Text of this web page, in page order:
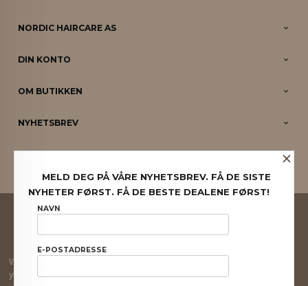
NORDIC HAIRCARE AS
DIN KONTO
OM BUTIKKEN
NYHETSBREV
PARTNERE
FRAKT
Vår nettbutikk bruker cookies slik at du får en bedre kjøpsopplevelse og vi kan
yte deg bedre service. Vi bruker cookies hovedsaklig til å lagre
×
MELD DEG PÅ VÅRE NYHETSBREV. FÅ DE SISTE
NYHETER FØRST. FÅ DE BESTE DEALENE FØRST!
NAVN
E-POSTADRESSE